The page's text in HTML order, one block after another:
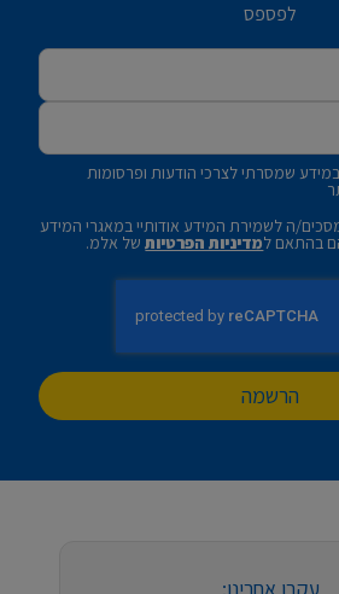
לפספס
שמסרתי לצרכי הודעות ופרסומות
ה לשמירת המידע אודותיי במאגרי המידע
בהתאם למדיניות הפרטיותשל אלמ.
הרשמה